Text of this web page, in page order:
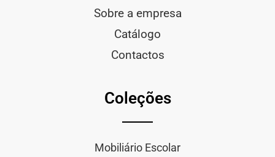
Sobre a empresa
Catálogo
Contactos
Coleções
Mobiliário Escolar